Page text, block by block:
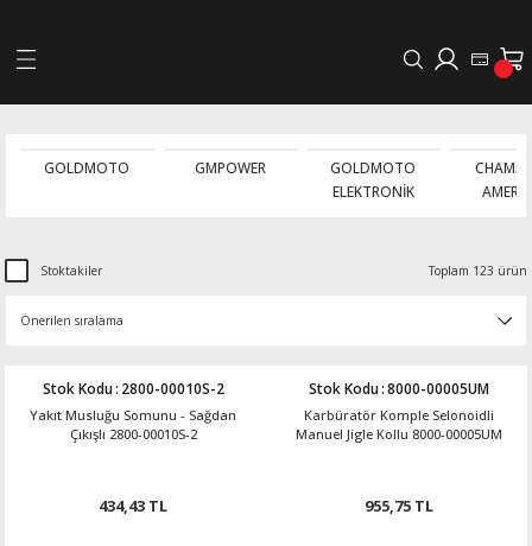
KASNAKLI ALTERNATÖRLER - 1500
GOLDMOTO GMPOWER
GOLDMOTO
ELEKTRONİK
Stoktakiler Toplam 123 ürün
Stok Kodu: 2800-00010S-2
Yakıt Musluğu Somunu - Sağdan
Çıkışlı 2800-00010S-2
434,43 TL
Stok Kodu:8000-00005UM
Karbüratör Komple Selonoidli
Manuel Jigle Kollu 8000-00005UM
955,75 TL